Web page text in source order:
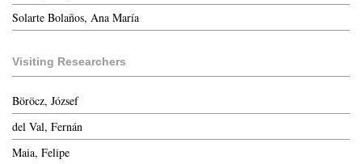
Solarte Bolaños, Ana María
Visiting Researchers
Böröcz, József
del Val, Fernán
Maia, Felipe